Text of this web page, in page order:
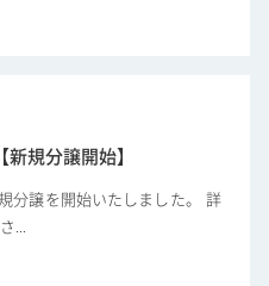
新規分譲開始】
分譲を開始いたしました。 詳
...